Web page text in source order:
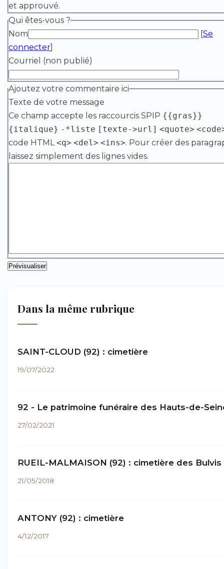
et approuvé.
Qui êtes-vous ?
Nom
[Se
connecter]
Courriel (non publié)
Ajoutez votre commentaire ici
Texte de votre message
Ce champ accepte les raccourcis SPIP {{gras}}
{italique} -*liste [texte->url] <quote>
code HTML<q> <del> <ins>. Pour créer des
laissez simplement des lignes vides.
Dans la même rubrique
SAINT-CLOUD (92) : cimetière
19/07/2022
92 - Le patrimoine funéraire des Hauts-de-
27/02/2021
RUEIL-MALMAISON (92) : cimetière des Bulvis
21/05/2018
ANTONY (92) : cimetière
4/12/2017